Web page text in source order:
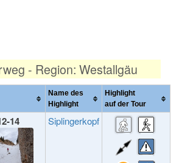
- Region: Westallgäu
Name des
Highlight
Highlight
auf der Tour
14 Siplingerkopf